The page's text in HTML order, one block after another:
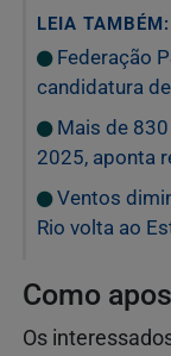
LEIA TAMBÉM:
Federação
candidatura
Mais de
2025, aponta
Ventos
Rio volta ao
Como
Os